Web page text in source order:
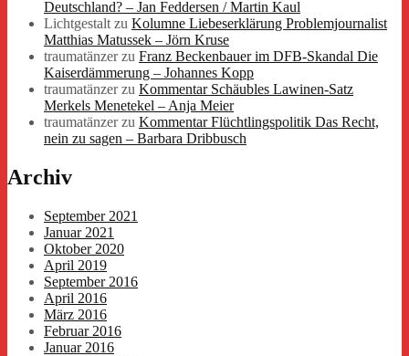
Deutschland? – Jan Feddersen / Martin Kaul
Lichtgestaltzu Kolumne Liebeserklärung Problemjournalist
Matthias Matussek – Jörn Kruse
traumatänzerzu Franz Beckenbauer im DFB-Skandal Die
Kaiserdämmerung – Johannes Kopp
traumatänzerzu Kommentar Schäubles Lawinen-Satz
Merkels Menetekel – Anja Meier
traumatänzerzu Kommentar Flüchtlingspolitik Das Recht,
nein zu sagen – Barbara Dribbusch
Archiv
September 2021
Januar 2021
Oktober 2020
April 2019
September 2016
April 2016
März 2016
Februar 2016
Januar 2016